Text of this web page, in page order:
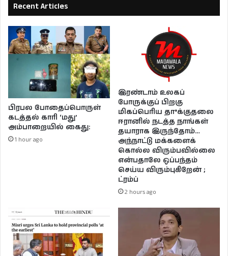
Recent Articles
பிரபல போதைப்பொருள்
கடத்தல் காரி ‘மது’
அம்பாறையில் கைது:
1 hour ago
இரண்டாம் உலகப்
போருக்குப் பிறகு
மிகப்பெரிய தா*க்குதலை
ஈரானில் நடத்த நாங்கள்
தயாராக இருந்தோம்…
அந்நாட்டு மக்களைக்
கொல்ல விரும்பவில்லை
என்பதாலே ஒப்பந்தம்
செய்ய விரும்புகிறேன் ;
ட்ரம்ப்
2 hours ago